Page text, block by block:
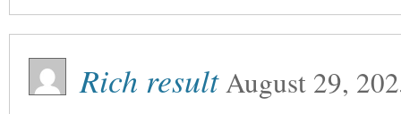
Rich resultAugust 29,